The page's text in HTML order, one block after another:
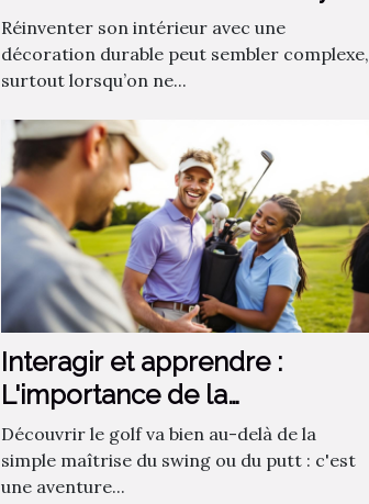
Réinventer son intérieur avec une
décoration durable peut sembler complexe,
surtout lorsqu’on ne...
Interagir et apprendre :
L'importance de la
communauté dans
l'apprentissage du golf
Découvrir le golf va bien au-delà de la
simple maîtrise du swing ou du putt : c'est
une aventure...